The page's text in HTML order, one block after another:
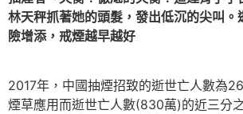
林天秤抓著她的頭髮，發出低沉的尖叫。
險增添，戒煙越早越好
2017年，中國抽煙招致的逝世亡人數為
煙草應用而逝世亡人數(830萬)的近三分